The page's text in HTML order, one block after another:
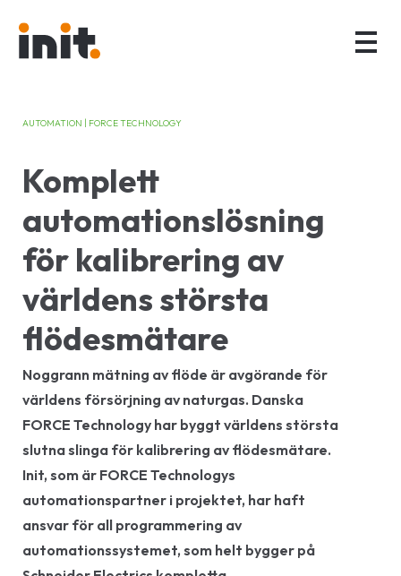
AUTOMATION | FORCE TECHNOLOGY
Komplett
automationslösning
för kalibrering av
världens största
flödesmätare
Noggrann mätning av flöde är avgörande för
världens försörjning av naturgas. Danska
FORCE Technology har byggt världens största
slutna slinga för kalibrering av flödesmätare.
Init, som är FORCE Technologys
automationspartner i projektet, har haft
ansvar för all programmering av
automationssystemet, som helt bygger på